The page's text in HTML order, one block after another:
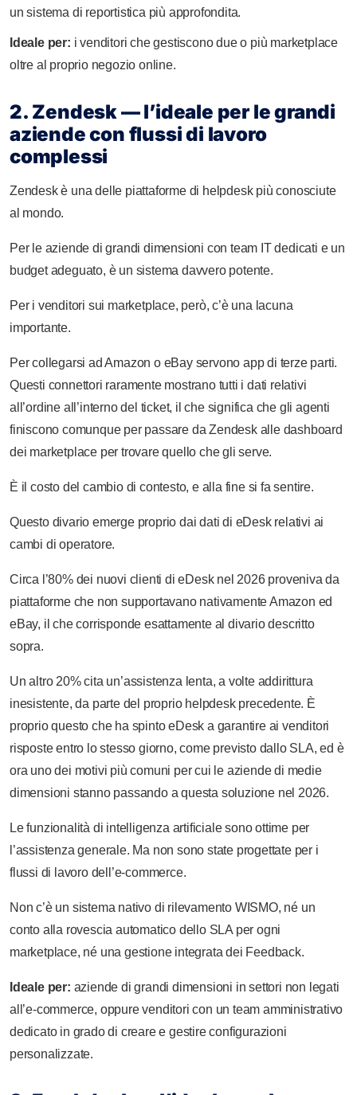
un sistema di reportistica più approfondita.
Ideale per: i venditori che gestiscono due o più marketplace
oltre al proprio negozio online.
2. Zendesk — l’ideale per le grandi
aziende con flussi di lavoro
complessi
Zendesk è una delle piattaforme di helpdesk più conosciute
al mondo.
Per le aziende di grandi dimensioni con team IT dedicati e un
budget adeguato, è un sistema davvero potente.
Per i venditori sui marketplace, però, c’è una lacuna
importante.
Per collegarsi ad Amazon o eBay servono app di terze parti.
Questi connettori raramente mostrano tutti i dati relativi
all’ordine all’interno del ticket, il che significa che gli agenti
finiscono comunque per passare da Zendesk alle dashboard
dei marketplace per trovare quello che gli serve.
È il costo del cambio di contesto, e alla fine si fa sentire.
Questo divario emerge proprio dai dati di eDesk relativi ai
cambi di operatore.
Circa l’80% dei nuovi clienti di eDesk nel 2026 proveniva da
piattaforme che non supportavano nativamente Amazon ed
eBay, il che corrisponde esattamente al divario descritto
sopra.
Un altro 20% cita un’assistenza lenta, a volte addirittura
inesistente, da parte del proprio helpdesk precedente. È
proprio questo che ha spinto eDesk a garantire ai venditori
risposte entro lo stesso giorno, come previsto dallo SLA, ed è
ora uno dei motivi più comuni per cui le aziende di medie
dimensioni stanno passando a questa soluzione nel 2026.
Le funzionalità di intelligenza artificiale sono ottime per
l’assistenza generale. Ma non sono state progettate per i
flussi di lavoro dell’e-commerce.
Non c’è un sistema nativo di rilevamento WISMO, né un
conto alla rovescia automatico dello SLA per ogni
marketplace, né una gestione integrata dei Feedback.
Ideale per: aziende di grandi dimensioni in settori non legati
all’e-commerce, oppure venditori con un team amministrativo
dedicato in grado di creare e gestire configurazioni
personalizzate.